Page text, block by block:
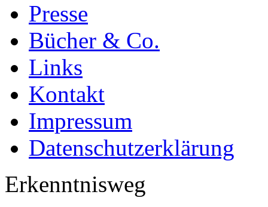
Presse
Bücher & Co.
Links
Kontakt
Impressum
Datenschutzerklärung
Erkenntnisweg